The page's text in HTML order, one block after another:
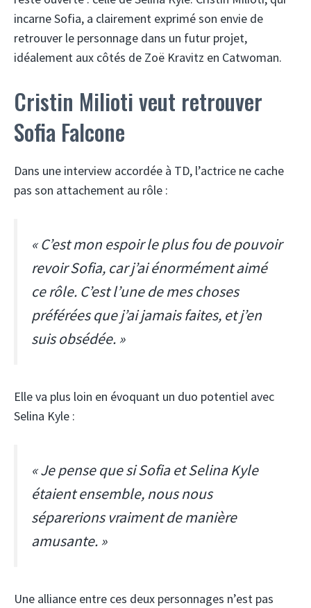
incarne Sofia, a clairement exprimé son envie de
retrouver le personnage dans un futur projet,
idéalement aux côtés de Zoë Kravitz en Catwoman.
Cristin Milioti veut retrouver
Sofia Falcone
Dans une interview accordée à TD, l’actrice ne cache
pas son attachement au rôle :
« C’est mon espoir le plus fou de pouvoir
revoir Sofia, car j’ai énormément aimé
ce rôle. C’est l’une de mes choses
préférées que j’ai jamais faites, et j’en
suis obsédée. »
Elle va plus loin en évoquant un duo potentiel avec
Selina Kyle :
« Je pense que si Sofia et Selina Kyle
étaient ensemble, nous nous
séparerions vraiment de manière
amusante. »
Une alliance entre ces deux personnages n’est pas